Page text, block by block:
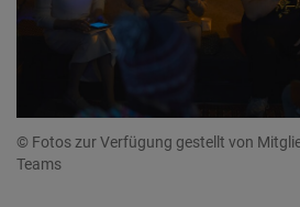
© Fotos zur Verfügung gestellt von
Teams